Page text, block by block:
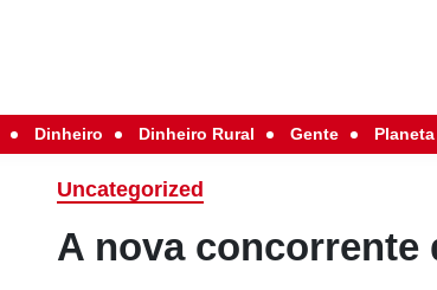
Dinheiro Dinheiro Rural Gente Planeta
Uncategorized
A nova concorrente